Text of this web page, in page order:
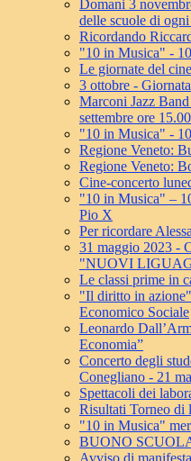
Domani 3
delle scuole di
Ricordando
"10 in Musica" -
Le giornate del
3 ottobre -
Marconi Jazz
settembre ore 15.00
"10 in Musica" -
Regione Veneto:
Regione Veneto:
Cine-concerto
"10 in Musica" –
Pio X
Per ricordare
31 maggio 2023 -
"NUOVI
Le classi prime in
"Il diritto in
Economico Sociale
Leonardo
Economia”
Concerto degli
Conegliano - 21
Spettacoli dei
Risultati Torneo di
"10 in Musica"
BUONO